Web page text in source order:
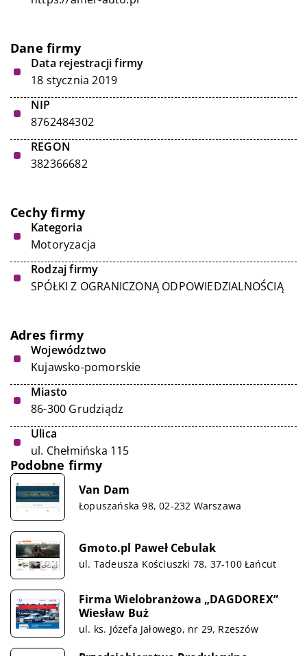
Dane firmy
Data rejestracji firmy
18 stycznia 2019
NIP
8762484302
REGON
382366682
Cechy firmy
Kategoria
Motoryzacja
Rodzaj firmy
SPÓŁKI Z OGRANICZONĄ ODPOWIEDZIALNOŚCIĄ
Adres firmy
Województwo
Kujawsko-pomorskie
Miasto
86-300 Grudziądz
Ulica
ul. Chełmińska 115
Podobne firmy
Van Dam
Łopuszańska 98, 02-232 Warszawa
Gmoto.pl Paweł Cebulak
ul. Tadeusza Kościuszki 78, 37-100 Łańcut
Firma Wielobranżowa „DAGDOREX”
Wiesław Buż
ul. ks. Józefa Jałowego, nr 29, Rzeszów